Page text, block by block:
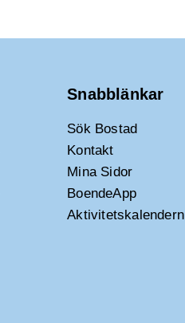
Snabblänkar
Sök Bostad
Kontakt
Mina Sidor
BoendeApp
Aktivitetskalendern